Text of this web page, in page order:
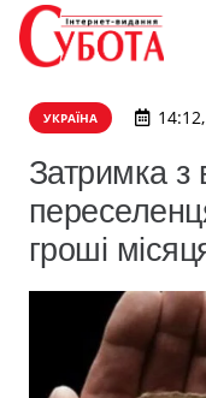
УКРАЇНА
Затримка з
гроші